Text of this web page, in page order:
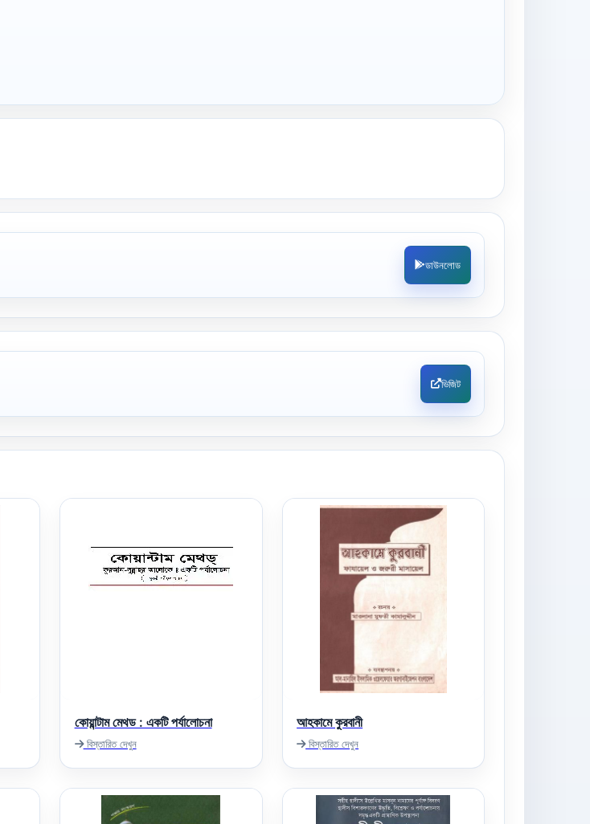
ডাউনলোড
ভিজিট
কোয়ান্টাম মেথড : একটি পর্যালোচনা
বিস্তারিত দেখুন
আহকামে কুরবানী
বিস্তারিত দেখুন